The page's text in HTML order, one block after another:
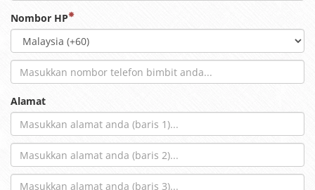
Nombor HP
Alamat